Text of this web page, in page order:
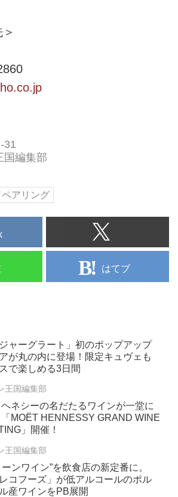
31
国編集部
アリング
はてブ
ジャーグラート」初のポップアップ
が丸の内に登場！限定キュヴェも
で楽しめる3日間
王国編集部
ネシーの名だたるワインが一堂に
MOËT HENNESSY GRAND WINE
」開催！
王国編集部
ーンワイン”を飲食店の新定番に。
レコフーズ」が低アルコールのポル
産ワインをPB展開